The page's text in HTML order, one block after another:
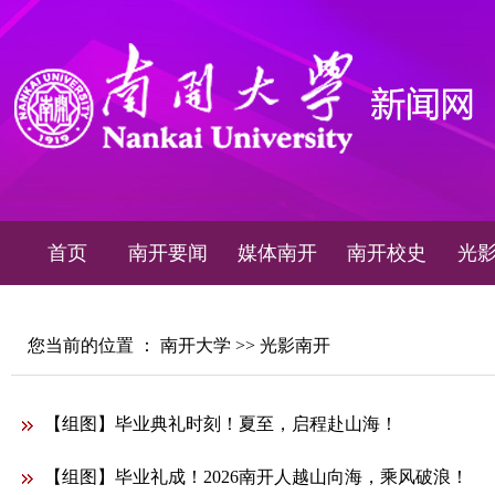
首页 南开要闻 媒体南开 南开校史 光
您当前的位置 ： 南开大学 >> 光影南开
【组图】毕业典礼时刻！夏至，启程赴山海！
【组图】毕业礼成！2026南开人越山向海，乘风破浪！